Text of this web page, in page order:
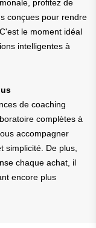
profitez de
conçues pour rendre
le moment idéal
intelligentes à
de coaching
complètes à
accompagner
simplicité. De plus,
chaque achat, il
encore plus